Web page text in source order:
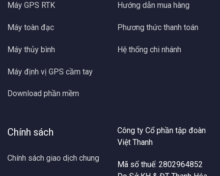
Máy GPS RTK
Máy toàn đạc
Máy thủy bình
Máy định vị GPS cầm tay
Download phần mềm
Hướng dẫn mua hàng
Phương thức thanh toán
Hệ thống chi nhánh
Chính sách
Chính sách giao dịch chung
Công ty Cổ phần tập đoàn
Việt Thanh
Mã số thuế: 2802964852